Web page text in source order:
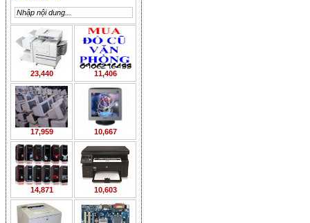
23,440 11,406
17,959 10,667
14,871 10,603